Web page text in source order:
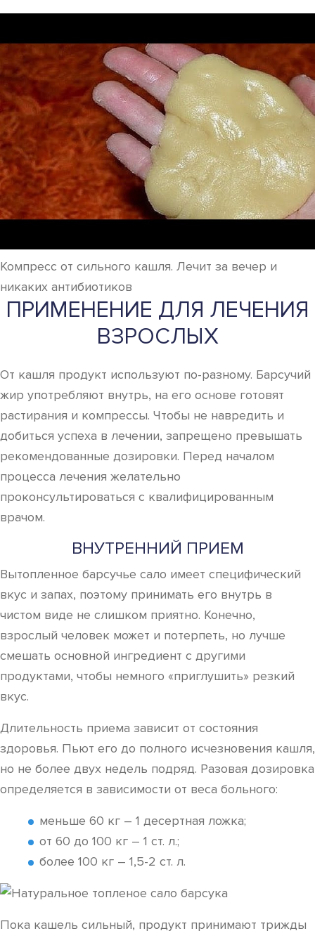
Компресс от сильного кашля. Лечит за вечер и
никаких антибиотиков
ПРИМЕНЕНИЕ ДЛЯ ЛЕЧЕНИЯ
ВЗРОСЛЫХ
От кашля продукт используют по-разному. Барсучий
жир употребляют внутрь, на его основе готовят
растирания и компрессы. Чтобы не навредить и
добиться успеха в лечении, запрещено превышать
рекомендованные дозировки. Перед началом
процесса лечения желательно
проконсультироваться с квалифицированным
врачом.
ВНУТРЕННИЙ ПРИЕМ
Вытопленное барсучье сало имеет специфический
вкус и запах, поэтому принимать его внутрь в
чистом виде не слишком приятно. Конечно,
взрослый человек может и потерпеть, но лучше
смешать основной ингредиент с другими
продуктами, чтобы немного «приглушить» резкий
вкус.
Длительность приема зависит от состояния
здоровья. Пьют его до полного исчезновения кашля,
но не более двух недель подряд. Разовая дозировка
определяется в зависимости от веса больного:
меньше 60 кг – 1 десертная ложка;
от 60 до 100 кг – 1 ст. л.;
более 100 кг – 1,5-2 ст. л.
Пока кашель сильный, продукт принимают трижды